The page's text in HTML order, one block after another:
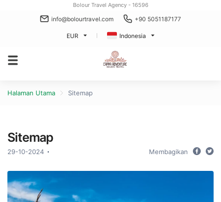
Bolour Travel Agency - 16596
info@bolourtravel.com +90 5051187177
EUR Indonesia
Halaman Utama Sitemap
Sitemap
29-10-2024 Membagikan